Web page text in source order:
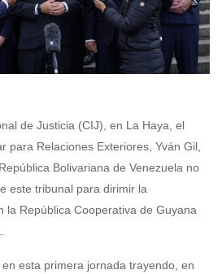
de Justicia (CIJ), en La Haya, el
para Relaciones Exteriores, Yván Gil,
Bolivariana de Venezuela no
este tribunal para dirimir la
la República Cooperativa de Guyana
esta primera jornada trayendo, en